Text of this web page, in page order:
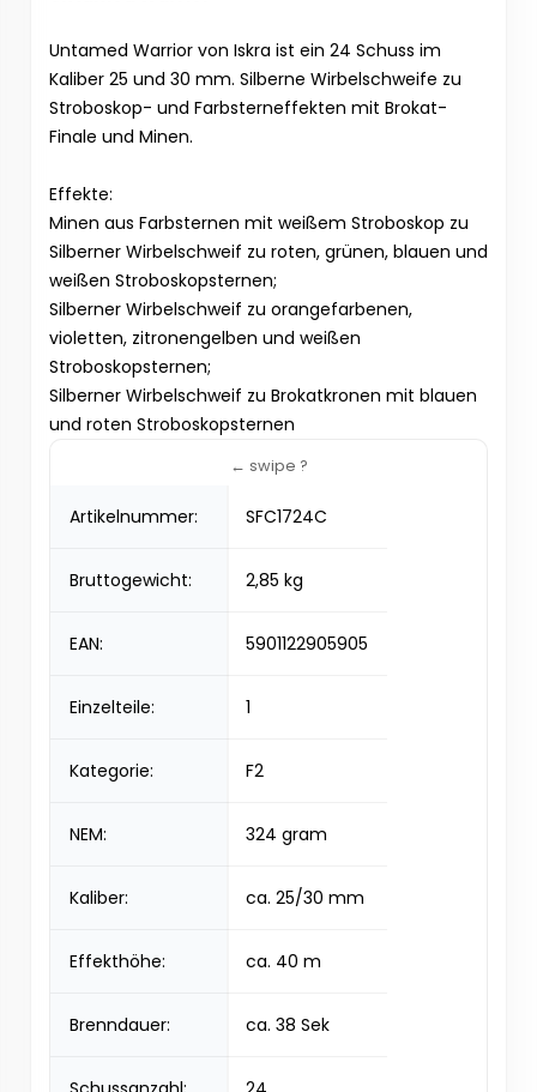
Untamed Warrior von Iskra ist ein 24 Schuss im
Kaliber 25 und 30 mm. Silberne Wirbelschweife zu
Stroboskop- und Farbsterneffekten mit Brokat-
Finale und Minen.
Effekte:
Minen aus Farbsternen mit weißem Stroboskop zu
Silberner Wirbelschweif zu roten, grünen, blauen und
weißen Stroboskopsternen;
Silberner Wirbelschweif zu orangefarbenen,
violetten, zitronengelben und weißen
Stroboskopsternen;
Silberner Wirbelschweif zu Brokatkronen mit blauen
und roten Stroboskopsternen
Artikelnummer: SFC1724C
Bruttogewicht: 2,85 kg
EAN: 5901122905905
Einzelteile: 1
Kategorie: F2
NEM: 324 gram
Kaliber: ca. 25/30 mm
Effekthöhe: ca. 40 m
Brenndauer: ca. 38 Sek